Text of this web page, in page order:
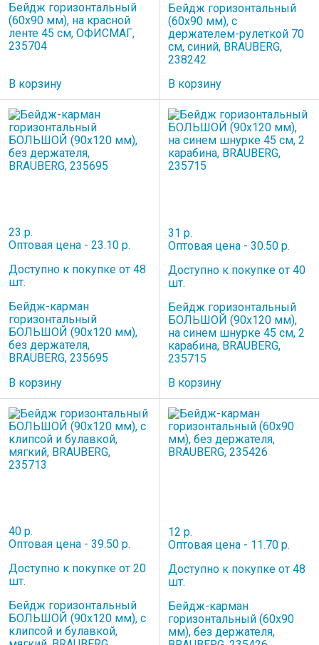
Бейдж горизонтальный
(60х90 мм), на красной
ленте 45 см, ОФИСМАГ,
235704
В корзину
Бейдж горизонтальный
(60х90 мм), с
держателем-рулеткой 70
см, синий, BRAUBERG,
238242
В корзину
23 р.
Оптовая цена - 23.10 р.
Доступно к покупке от 48
шт.
Бейдж-карман
горизонтальный
БОЛЬШОЙ (90х120 мм),
без держателя,
BRAUBERG, 235695
В корзину
31 р.
Оптовая цена - 30.50 р.
Доступно к покупке от 40
шт.
Бейдж горизонтальный
БОЛЬШОЙ (90х120 мм),
на синем шнурке 45 см, 2
карабина, BRAUBERG,
235715
В корзину
40 р.
Оптовая цена - 39.50 р.
Доступно к покупке от 20
шт.
Бейдж горизонтальный
БОЛЬШОЙ (90х120 мм), с
клипсой и булавкой,
12 р.
Оптовая цена - 11.70 р.
Доступно к покупке от 48
шт.
Бейдж-карман
горизонтальный (60х90
мм), без держателя,